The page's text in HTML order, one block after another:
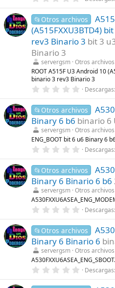
(
s
)
0
0
e
s
t
r
l
l
a
(
s
📂Otros archivos
(A515FXXU3BTD4)
rev3 Binario 3 bit 3
Binario 3
servergsm Otros archivos
ROOT A515F U3 Android 10
binario 3 rev3 Binario 3
0
0
0
e
s
t
r
e
l
a
(
s
)
Descargas
📂Otros archivos
Binary 6 b6 binario 6
servergsm Otros archivos
ENG_BOOT bit 6 u6 Binary 6
0
0
0
e
s
t
r
e
l
a
(
s
)
Descargas
📂Otros archivos
Binary 6 Binario 6 b6
servergsm Otros archivos
0
0
0
e
s
t
r
e
l
a
Descargas
📂Otros archivos
Binary 6 Binario 6
servergsm Otros archivos
0
0
Descargas